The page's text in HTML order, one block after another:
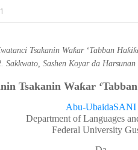
Tsakanin Waƙar ‘Tabban
Sashen Koyar da
Tsakanin Waƙar
Abu-UbaidaSANI
Department of Languages
Federal University